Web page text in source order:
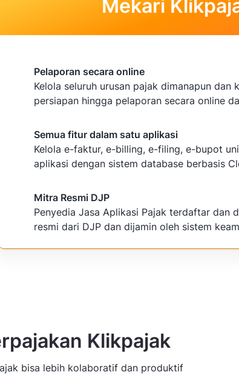
Mekari
Pelaporan secara online
Kelola seluruh urusan pajak dimanapun dan
persiapan hingga pelaporan secara online
Semua fitur dalam satu aplikasi
Kelola e-faktur, e-billing, e-filing, e-bupot
aplikasi dengan sistem database berbasis
Mitra Resmi DJP
Penyedia Jasa Aplikasi Pajak terdaftar dan
resmi dari DJP dan dijamin oleh sistem
Klikpajak
bisa lebih kolaboratif dan produktif